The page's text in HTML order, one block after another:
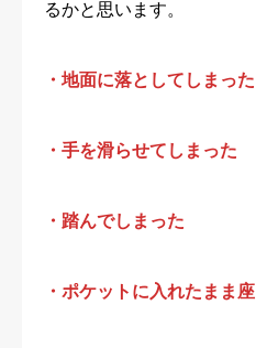
るかと思います。
・地面に落としてしまった
・手を滑らせてしまった
・踏んでしまった
・ポケットに入れたまま